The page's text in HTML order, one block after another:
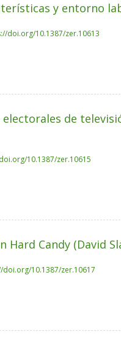
y entorno
doi.org/10.1387/zer.10613
de
10.1387/zer.10615
Candy (David
doi.org/10.1387/zer.10617